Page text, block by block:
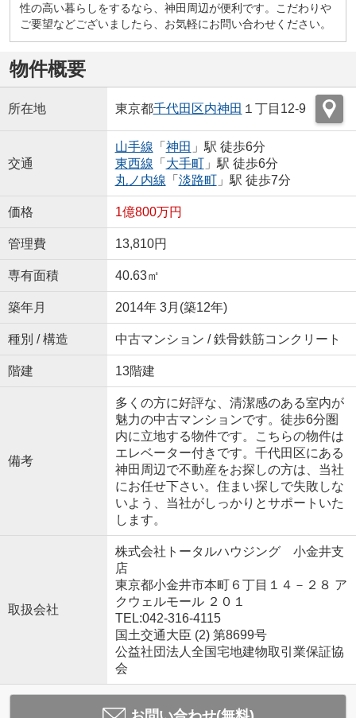
性の高い暮らしをするなら、神田周辺が便利です。こだわりや
ご要望などございましたら、お気軽にお問い合わせください。
物件概要
所在地 東京都千代田区内神田 １丁目12-9
交通
山手線 「 神田 」駅 徒歩6分
東西線 「 大手町」駅 徒歩6分
丸ノ内線 「 淡路町」駅 徒歩7分
価格 1億800万円
管理費 13,810円
専有面積 40.63㎡
築年月 2014年 3月(築12年)
種別 / 構造 中古マンション / 鉄骨鉄筋コンクリート
階建 13階建
備考
多くの方に好評な、清潔感のある室内が
魅力の中古マンションです。徒歩6分圏
内に立地する物件です。こちらの物件は
エレベーター付きです。千代田区にある
神田周辺で不動産をお探しの方は、当社
にお任せ下さい。住まい探しで失敗しな
いよう、当社がしっかりとサポートいた
します。
取扱会社
株式会社トータルハウジング 小金井支
店
東京都小金井市本町６丁目１４－２８ ア
クウェルモール ２０１
TEL:042-316-4115
国土交通大臣 (2) 第8699号
公益社団法人全国宅地建物取引業保証協
会